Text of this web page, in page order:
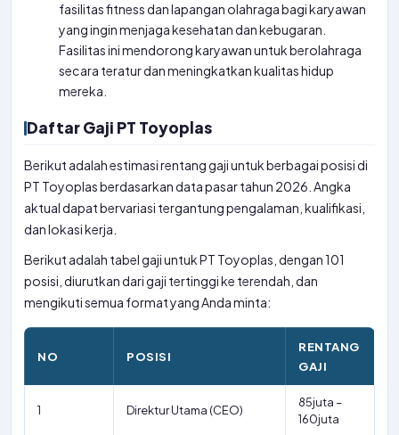
fasilitas fitness dan lapangan olahraga bagi karyawan
yang ingin menjaga kesehatan dan kebugaran.
Fasilitas ini mendorong karyawan untuk berolahraga
secara teratur dan meningkatkan kualitas hidup
mereka.
Daftar Gaji PT Toyoplas
Berikut adalah estimasi rentang gaji untuk berbagai posisi di
PT Toyoplas berdasarkan data pasar tahun 2026. Angka
aktual dapat bervariasi tergantung pengalaman, kualifikasi,
dan lokasi kerja.
Berikut adalah tabel gaji untuk PT Toyoplas, dengan 101
posisi, diurutkan dari gaji tertinggi ke terendah, dan
mengikuti semua format yang Anda minta:
NO POSISI
RENTANG
GAJI
1 Direktur Utama (CEO)
85juta –
160juta